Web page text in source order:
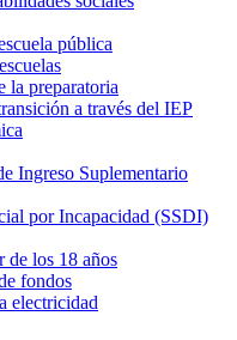
pública
la preparatoria
a través del IEP
Ingreso Suplementario
por Incapacidad (SSDI)
de los 18 años
fondos
electricidad